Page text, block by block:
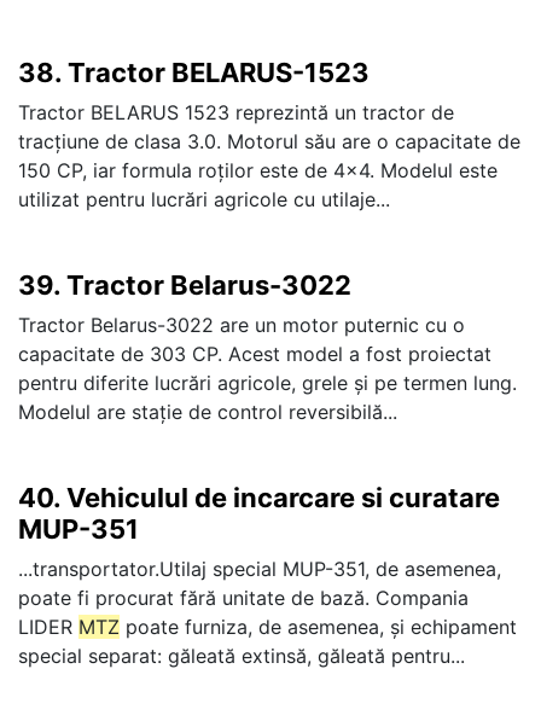
38. Tractor BELARUS-1523
Tractor BELARUS 1523 reprezintă un tractor de
tracțiune de clasa 3.0. Motorul său are o capacitate de
150 CP, iar formula roților este de 4x4. Modelul este
utilizat pentru lucrări agricole cu utilaje...
39. Tractor Belarus-3022
Tractor Belarus-3022 are un motor puternic cu o
capacitate de 303 CP. Acest model a fost proiectat
pentru diferite lucrări agricole, grele și pe termen lung.
Modelul are stație de control reversibilă...
40. Vehiculul de incarcare si curatare
MUP-351
...transportator.Utilaj special MUP-351, de asemenea,
poate fi procurat fără unitate de bază. Compania
LIDER MTZ poate furniza, de asemenea, și echipament
special separat: găleată extinsă, găleată pentru...